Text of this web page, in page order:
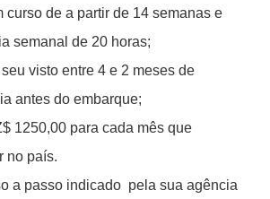
curso de a partir de 14 semanas e
semanal de 20 horas;
visto entre 4 e 2 meses de
antes do embarque;
1250,00 para cada mês que
no país.
a passo indicado pela sua agência